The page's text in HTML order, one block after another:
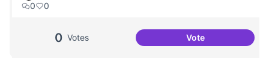
0
0
0 Votes VoteMés voluntariat